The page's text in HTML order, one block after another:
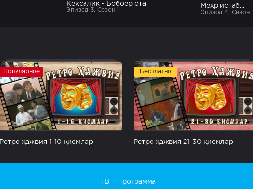
Кексалик - Бобоёр ота
Эпизод 3, Сезон 1
Меҳр истаб...
Эпизод 4, Сезон 1
Популярное
Ретро ҳажвия 1-10 қисмлар
Бесплатно
Ретро ҳажвия 21-30 қисмлар
ТВ Программа